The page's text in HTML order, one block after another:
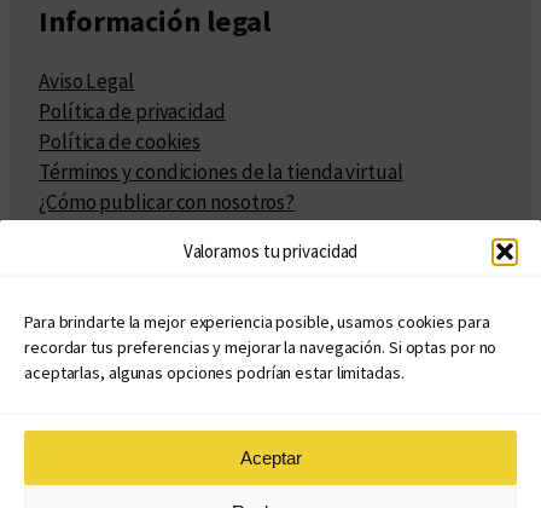
Valoramos tu privacidad
Para brindarte la mejor experiencia posible, usamos cookies para
recordar tus preferencias y mejorar la navegación. Si optas por no
aceptarlas, algunas opciones podrían estar limitadas.
Aceptar
Información legal
Aviso Legal
Política de privacidad
Política de cookies
Términos y condiciones de la tienda virtual
¿Cómo publicar con nosotros?
Políticas de publicación
Políticas de coedición
Atribuciones